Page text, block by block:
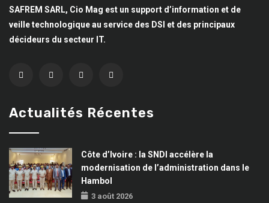
SAFREM SARL, Cio Mag est un support d’information et de
veille technologique au service des DSI et des principaux
décideurs du secteur IT.
Actualités Récentes
Côte d’Ivoire : la SNDI accélère la
modernisation de l’administration dans le
Hambol
3 août 2026